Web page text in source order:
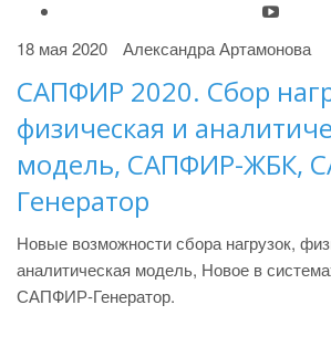
18 мая 2020 Александра Артамонова
САПФИР 2020. Сбор
физическая и
модель, САПФИР-ЖБК,
Генератор
Новые возможности сбора нагрузок,
аналитическая модель, Новое в
САПФИР-Генератор.